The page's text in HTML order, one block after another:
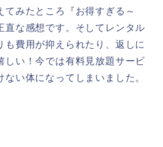
てみたところ『お得すぎる～
直な感想です。そしてレンタル
も費用が抑えられたり、返しに
しい！今では有料見放題サービ
ない体になってしまいました。